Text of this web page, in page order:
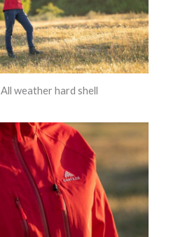
All weather hard shell